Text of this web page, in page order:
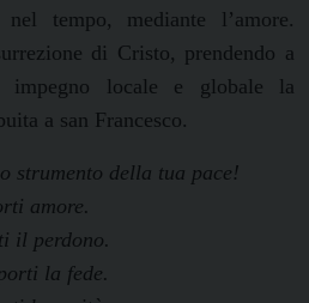
nel tempo, mediante l’amore.
di Cristo, prendendo a
impegno locale e globale la
a san Francesco.
strumento della tua pace!
amore.
il perdono.
la fede.